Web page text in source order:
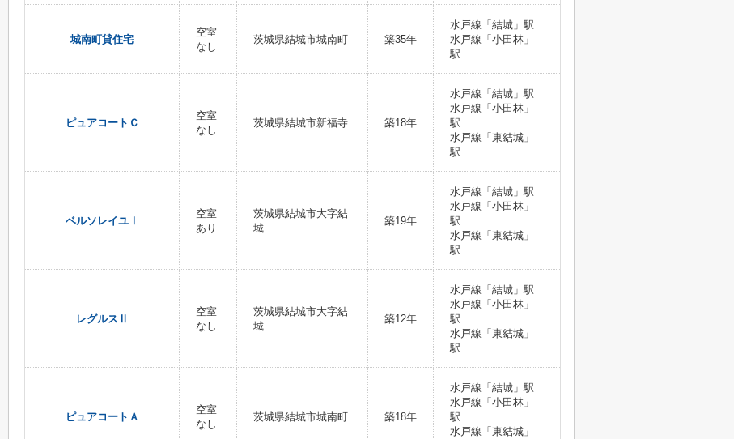
城南町貸住宅
空室
なし
茨城県結城市城南町 築35年
水戸線「結城」駅
水戸線「小田林」
駅
ピュアコートＣ
空室
なし
茨城県結城市新福寺 築18年
水戸線「結城」駅
水戸線「小田林」
駅
水戸線「東結城」
駅
ベルソレイユⅠ
空室
あり
茨城県結城市大字結
城
築19年
水戸線「結城」駅
水戸線「小田林」
駅
水戸線「東結城」
駅
レグルスⅡ
空室
なし
茨城県結城市大字結
城
築12年
水戸線「結城」駅
水戸線「小田林」
駅
水戸線「東結城」
駅
ピュアコートＡ
空室
なし
茨城県結城市城南町 築18年
水戸線「結城」駅
水戸線「小田林」
駅
水戸線「東結城」